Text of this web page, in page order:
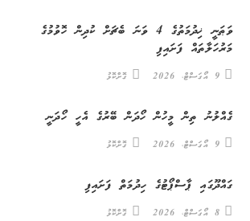
ވަޠަނީ ޚިދުމަތުގެ 4 ވަނަ ބެޗަށް ކުދިން ހޮވުމުގެ
މަރުހަލާތައް ފަށައިފި
9 އޯގަސްޓް، 2026 ގޮށްކޮޅު
ގެއްލުނު ތިން މީހުން ހޯދަން ބޭރުގެ އެހީ ހޯދަނީ
9 އޯގަސްޓް، 2026 ގޮށްކޮޅު
ގައްދޫގައި ޕާސްޕޯޓުގެ ހިދުމަތް ފަށައިފި
8 އޯގަސްޓް، 2026 ގޮށްކޮޅު